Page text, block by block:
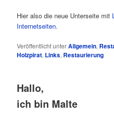
Hier also die neue Unterseite mit
Internetseiten.
Veröffentlicht unterAllgemein,
Holzpirat, Links, Restaurierung
Hallo,
ich bin Malte